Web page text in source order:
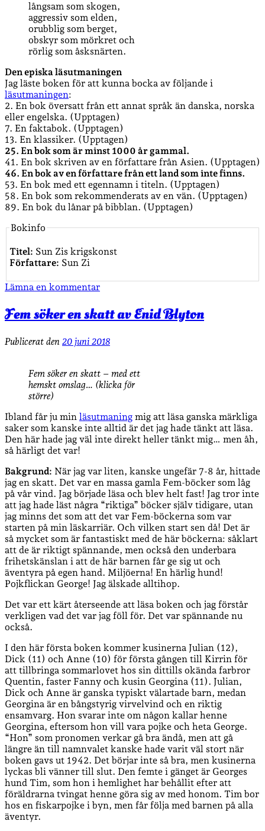
långsam som skogen,
aggressiv som elden,
orubblig som berget,
obskyr som mörkret och
rörlig som åsksnärten.
Den episka läsutmaningen
Jag läste boken för att kunna bocka av följande i
läsutmaningen:
2. En bok översatt från ett annat språk än danska, norska
eller engelska. (Upptagen)
7. En faktabok. (Upptagen)
13. En klassiker. (Upptagen)
25. En bok som är minst 1000 år gammal.
41. En bok skriven av en författare från Asien. (Upptagen)
46. En bok av en författare från ett land som inte finns.
53. En bok med ett egennamn i titeln. (Upptagen)
58. En bok som rekommenderats av en vän. (Upptagen)
89. En bok du lånar på bibblan. (Upptagen)
Bokinfo
Titel: Sun Zis krigskonst
Författare: Sun Zi
Lämna en kommentar
Fem söker en skatt av Enid Blyton
Publicerat den 20 juni 2018
Fem söker en skatt – med ett
hemskt omslag… (klicka för
större)
Ibland får ju min läsutmaning mig att läsa ganska märkliga
saker som kanske inte alltid är det jag hade tänkt att läsa.
Den här hade jag väl inte direkt heller tänkt mig… men åh,
så härligt det var!
Bakgrund: När jag var liten, kanske ungefär 7-8 år, hittade
jag en skatt. Det var en massa gamla Fem-böcker som låg
på vår vind. Jag började läsa och blev helt fast! Jag tror inte
att jag hade läst några “riktiga” böcker själv tidigare, utan
jag minns det som att det var Fem-böckerna som var
starten på min läskarriär. Och vilken start sen då! Det är
så mycket som är fantastiskt med de här böckerna: såklart
att de är riktigt spännande, men också den underbara
frihetskänslan i att de här barnen får ge sig ut och
äventyra på egen hand. Miljöerna! En härlig hund!
Pojkflickan George! Jag älskade alltihop.
Det var ett kärt återseende att läsa boken och jag förstår
verkligen vad det var jag föll för. Det var spännande nu
också.
I den här första boken kommer kusinerna Julian (12),
Dick (11) och Anne (10) för första gången till Kirrin för
att tillbringa sommarlovet hos sin dittills okända farbror
Quentin, faster Fanny och kusin Georgina (11). Julian,
Dick och Anne är ganska typiskt välartade barn, medan
Georgina är en bångstyrig virvelvind och en riktig
ensamvarg. Hon svarar inte om någon kallar henne
Georgina, eftersom hon vill vara pojke och heta George.
“Hon” som pronomen verkar gå bra ändå, men att gå
längre än till namnvalet kanske hade varit väl stort när
boken gavs ut 1942. Det börjar inte så bra, men kusinerna
lyckas bli vänner till slut. Den femte i gänget är Georges
hund Tim, som hon i hemlighet har behållit efter att
föräldrarna tvingat henne göra sig av med honom. Tim bor
hos en fiskarpojke i byn, men får följa med barnen på alla
äventyr.